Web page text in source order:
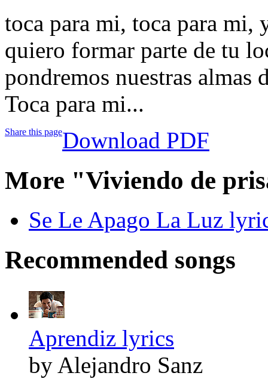
toca para mi, toca para mi,
quiero formar parte de tu
pondremos nuestras almas
Toca para mi...
Share this pageDownload PDF
More "Viviendo de
Se Le Apago La Luz
Recommended songs
Aprendiz lyrics
by Alejandro Sanz